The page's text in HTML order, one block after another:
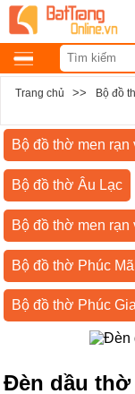
Trang chủ >> Bộ đồ
Bộ đồ thờ men rạn
Bộ đồ thờ Âu Lạc
Bộ đồ thờ men rạn
Bộ đồ thờ Phúc
Bộ đồ thờ Phúc
Đèn dầu thờ